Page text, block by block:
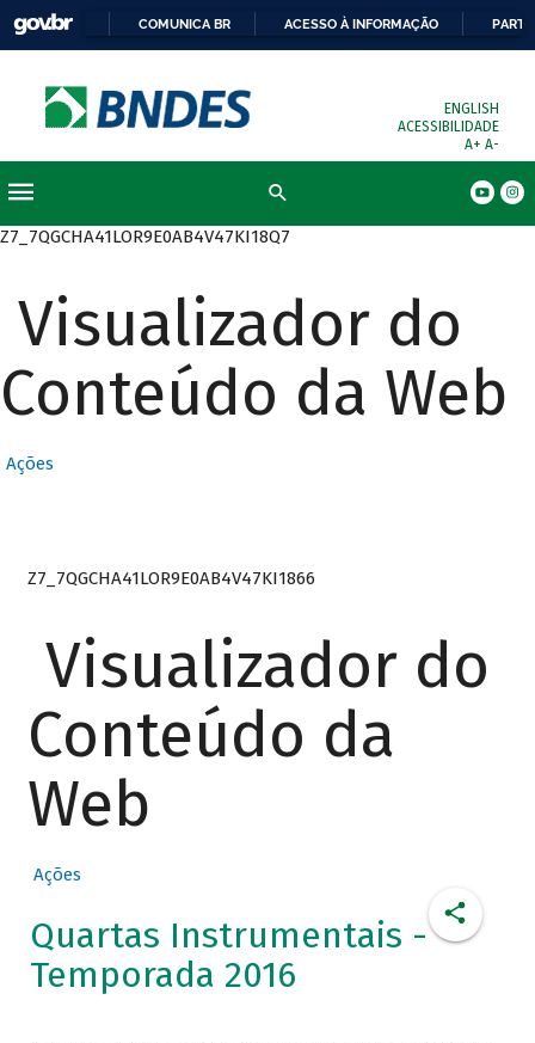
COMUNICA BR ACESSO À INFORMAÇÃO
ENGLISH
ACESSIBILIDADE
A+ A-
Z7_7QGCHA41LOR9E0AB4V47KI18Q7
Visualizador do
Conteúdo da Web
Ações
Z7_7QGCHA41LOR9E0AB4V47KI1866
Visualizador do
Conteúdo da
Web
Ações
Quartas Instrumentais -
Temporada 2016